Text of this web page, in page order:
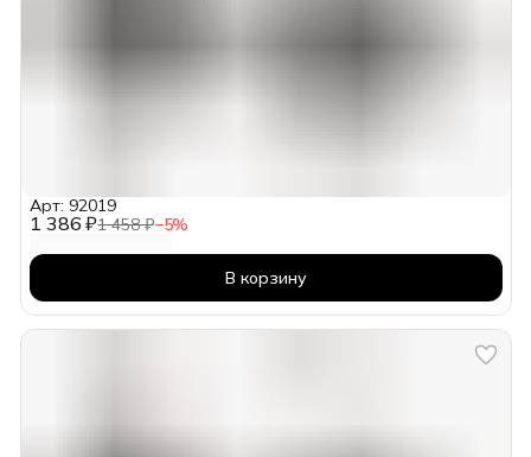
1 386 ₽1 458 ₽−5%
Арт: 92019
В корзину